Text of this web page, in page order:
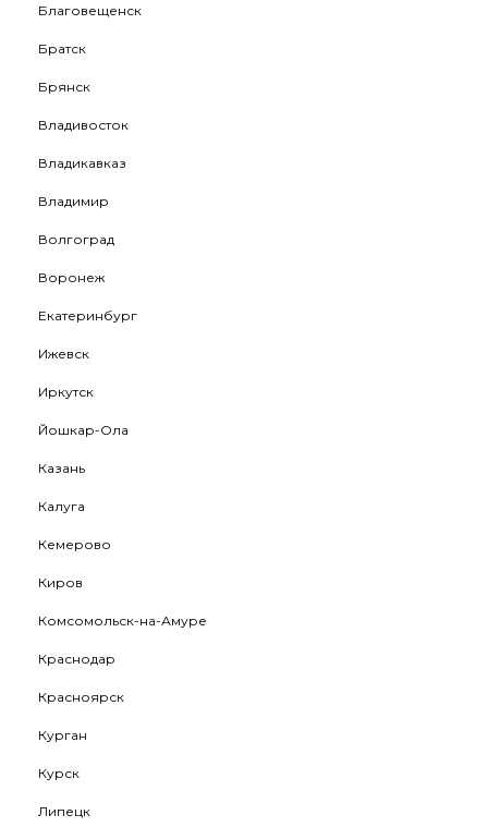
Благовещенск
Братск
Брянск
Владивосток
Владикавказ
Владимир
Волгоград
Воронеж
Екатеринбург
Ижевск
Иркутск
Йошкар-Ола
Казань
Калуга
Кемерово
Киров
Комсомольск-на-Амуре
Краснодар
Красноярск
Курган
Курск
Липецк